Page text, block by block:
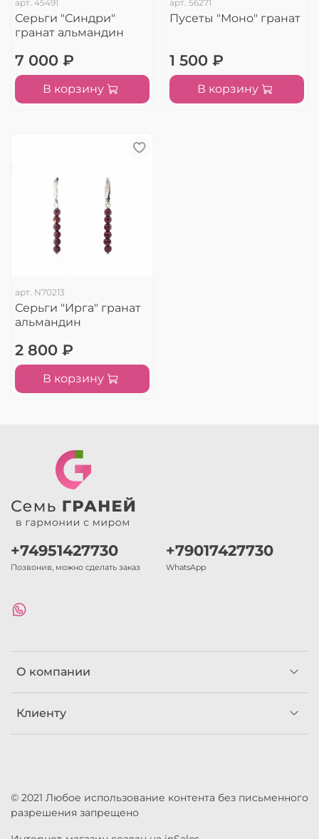
арт. 45491
Серьги "Синдри"
гранат альмандин
7 000 ₽
В корзину
арт. 56271
Пусеты "Моно" гранат
1 500 ₽
В корзину
арт. N70213
Серьги "Ирга" гранат
альмандин
2 800 ₽
В корзину
О компании
Клиенту
+74951427730
Позвонив, можно сделать заказ
+79017427730
WhatsApp
© 2021 Любое использование контента без письменного
разрешения запрещено